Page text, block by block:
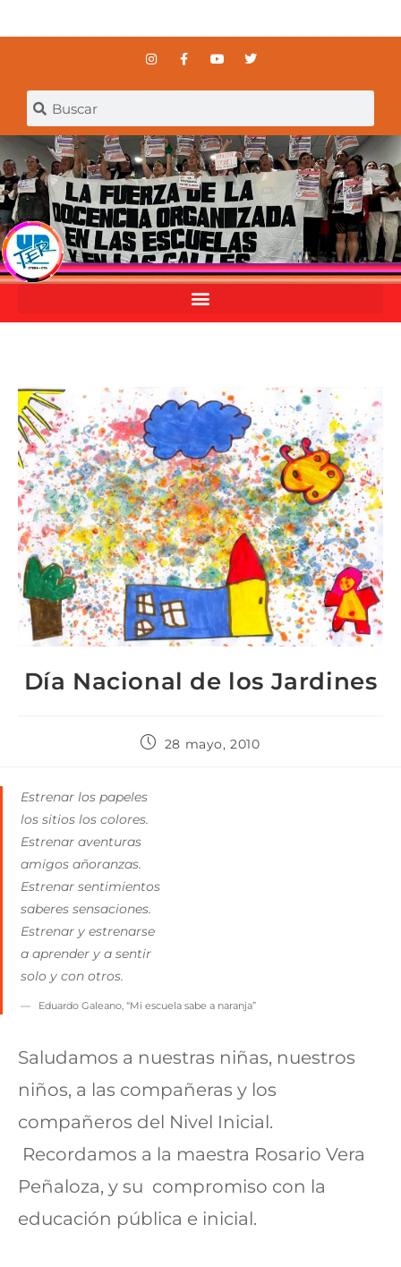
Día Nacional de los Jardines
28 mayo, 2010
Estrenar los papeles
los sitios los colores.
Estrenar aventuras
amigos añoranzas.
Estrenar sentimientos
saberes sensaciones.
Estrenar y estrenarse
a aprender y a sentir
solo y con otros.
Eduardo Galeano, “Mi escuela sabe a naranja”
Saludamos a nuestras niñas, nuestros
niños, a las compañeras y los
compañeros del Nivel Inicial.
Recordamos a la maestra Rosario Vera
Peñaloza, y su compromiso con la
educación pública e inicial.